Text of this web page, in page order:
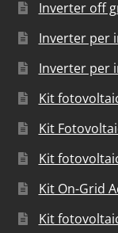
Inverter off
Inverter per
Inverter per
Kit
Kit
Kit
Kit On-Grid
Kit